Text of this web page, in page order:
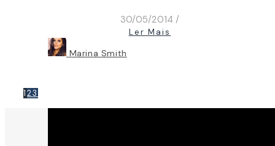
30/05/2014 /
Ler Mais
Marina Smith
123